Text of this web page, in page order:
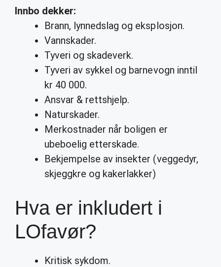
Innbo dekker:
Brann, lynnedslag og eksplosjon.
Vannskader.
Tyveri og skadeverk.
Tyveri av sykkel og barnevogn inntil
kr 40 000.
Ansvar & rettshjelp.
Naturskader.
Merkostnader når boligen er
ubeboelig etterskade.
Bekjempelse av insekter (veggedyr,
skjeggkre og kakerlakker)
Hva er inkludert i
LOfavør?
Kritisk sykdom.